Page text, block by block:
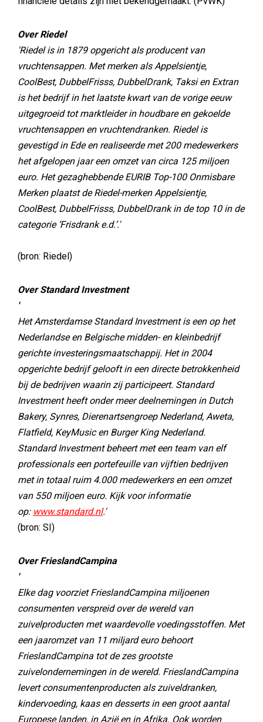
Over Riedel
'Riedel is in 1879 opgericht als producent van
vruchtensappen. Met merken als Appelsientje,
CoolBest, DubbelFrisss, DubbelDrank, Taksi en Extran
is het bedrijf in het laatste kwart van de vorige eeuw
uitgegroeid tot marktleider in houdbare en gekoelde
vruchtensappen en vruchtendranken. Riedel is
gevestigd in Ede en realiseerde met 200 medewerkers
het afgelopen jaar een omzet van circa 125 miljoen
euro. Het gezaghebbende EURIB Top-100 Onmisbare
Merken plaatst de Riedel-merken Appelsientje,
CoolBest, DubbelFrisss, DubbelDrank in de top 10 in de
categorie ‘Frisdrank e.d.’.'
(bron: Riedel)
Over Standard Investment
'
Het Amsterdamse Standard Investment is een op het
Nederlandse en Belgische midden- en kleinbedrijf
gerichte investeringsmaatschappij. Het in 2004
opgerichte bedrijf gelooft in een directe betrokkenheid
bij de bedrijven waarin zij participeert. Standard
Investment heeft onder meer deelnemingen in Dutch
Bakery, Synres, Dierenartsengroep Nederland, Aweta,
Flatfield, KeyMusic en Burger King Nederland.
Standard Investment beheert met een team van elf
professionals een portefeuille van vijftien bedrijven
met in totaal ruim 4.000 medewerkers en een omzet
van 550 miljoen euro. Kijk voor informatie
op: www.standard.nl.'
(bron: SI)
Over FrieslandCampina
'
Elke dag voorziet FrieslandCampina miljoenen
consumenten verspreid over de wereld van
zuivelproducten met waardevolle voedingsstoffen. Met
een jaaromzet van 11 miljard euro behoort
FrieslandCampina tot de zes grootste
zuivelondernemingen in de wereld. FrieslandCampina
levert consumentenproducten als zuiveldranken,
kindervoeding, kaas en desserts in een groot aantal
Europese landen, in Azië en in Afrika. Ook worden